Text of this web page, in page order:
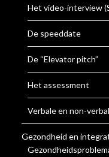
Het video-interview
De speeddate
De “Elevator pitch”
Het assessment
Verbale en non-
Gezondheid en